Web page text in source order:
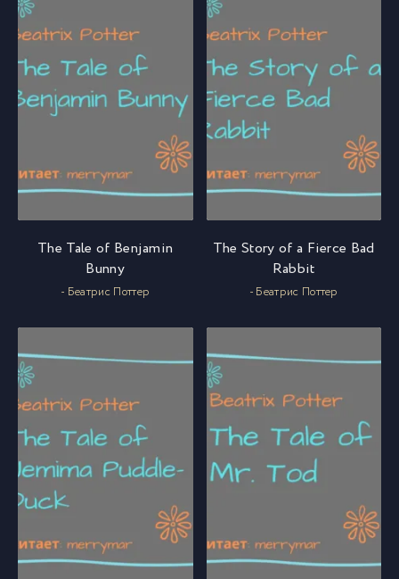
The Tale of Benjamin
Bunny
- Беатрис Поттер
The Story of a Fierce Bad
Rabbit
- Беатрис Поттер